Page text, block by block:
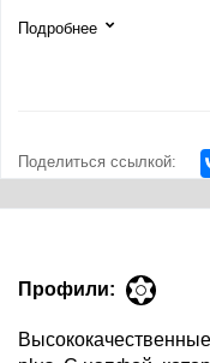
Подробнее
Поделиться ссылкой:
Профили: